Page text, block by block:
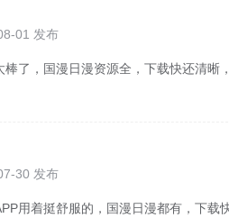
01 发布
棒了，国漫日漫资源全，下载快还清
30 发布
用着挺舒服的，国漫日漫都有，下载